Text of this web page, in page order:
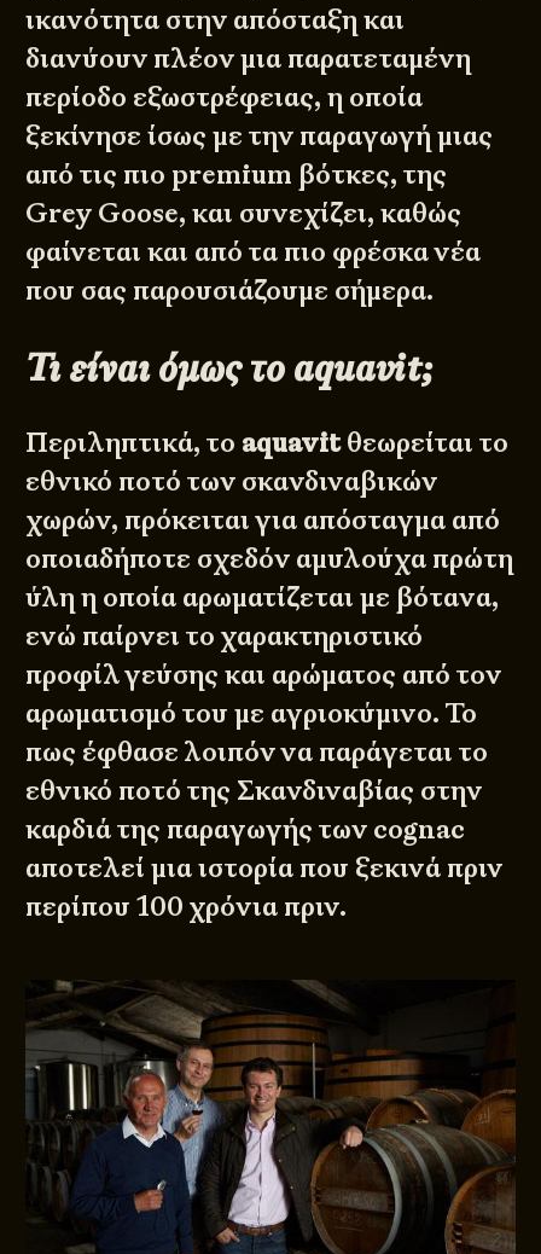
ικανότητα στην απόσταξη και
διανύουν πλέον μια παρατεταμένη
περίοδο εξωστρέφειας, η οποία
ξεκίνησε ίσως με την παραγωγή μιας
από τις πιο premium βότκες, της
Grey Goose, και συνεχίζει, καθώς
φαίνεται και από τα πιο φρέσκα νέα
που σας παρουσιάζουμε σήμερα.
Τι είναι όμως το aquavit;
Περιληπτικά, το aquavitθεωρείται το
εθνικό ποτό των σκανδιναβικών
χωρών, πρόκειται για απόσταγμα από
οποιαδήποτε σχεδόν αμυλούχα πρώτη
ύλη η οποία αρωματίζεται με βότανα,
ενώ παίρνει το χαρακτηριστικό
προφίλ γεύσης και αρώματος από τον
αρωματισμό του με αγριοκύμινο. Το
πως έφθασε λοιπόν να παράγεται το
εθνικό ποτό της Σκανδιναβίας στην
καρδιά της παραγωγής των cognac
αποτελεί μια ιστορία που ξεκινά πριν
περίπου 100 χρόνια πριν.